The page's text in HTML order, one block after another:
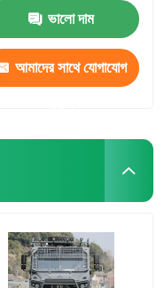
ভালো দাম
আমাদের সাথে যোগাযোগ